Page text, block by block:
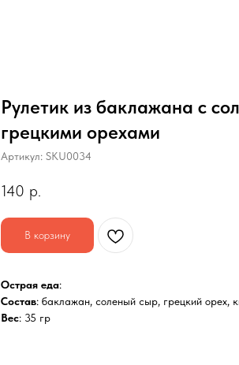
Рулетик из баклажана с
грецкими орехами
Артикул: SKU0034
140 р.
В корзину
Острая еда:
Состав: баклажан, соленый сыр, грецкий орех,
Вес: 35 гр